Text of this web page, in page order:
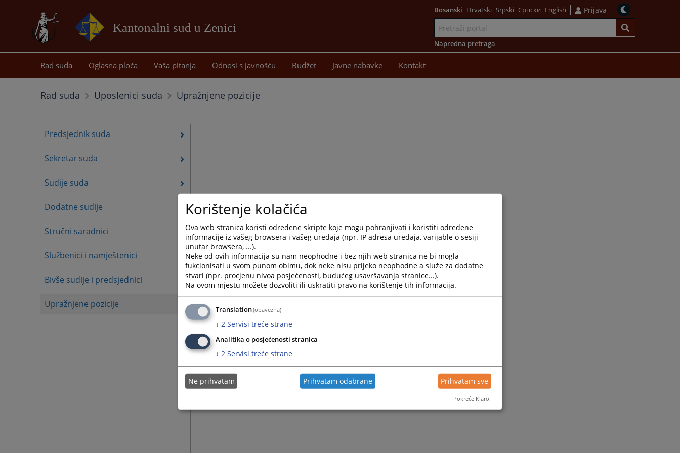
Kantonalni sud u Zenici
sadržaj
Bosanski Hrvatski Srpski Српски English Prijava
Napredna pretraga
Rad suda Oglasna ploča Vaša pitanja Odnosi s javnošću Budžet Javne nabavke Kontakt
Rad suda Uposlenici suda Upražnjene pozicije
Predsjednik suda
Sekretar suda
Sudije suda
Dodatne sudije
Stručni saradnici
Službenici i namještenici
Bivše sudije i predsjednici
Upražnjene pozicije
Korištenje kolačića
Ova web stranica koristi određene skripte koje mogu pohranjivati i koristiti određene
informacije iz vašeg browsera i vašeg uređaja (npr. IP adresa uređaja, varijable o sesiji
unutar browsera, ...).
Neke od ovih informacija su nam neophodne i bez njih web stranica ne bi mogla
fukcionisati u svom punom obimu, dok neke nisu prijeko neophodne a služe za dodatne
stvari (npr. procjenu nivoa posjećenosti, budućeg usavršavanja stranice...).
Na ovom mjestu možete dozvoliti ili uskratiti pravo na korištenje tih informacija.
Translation(obavezna)
↓ 2 Servisi treće strane
Analitika o posjećenosti stranica
↓ 2 Servisi treće strane
Ne prihvatam Prihvatam odabrane Prihvatam sve
Pokreće Klaro!